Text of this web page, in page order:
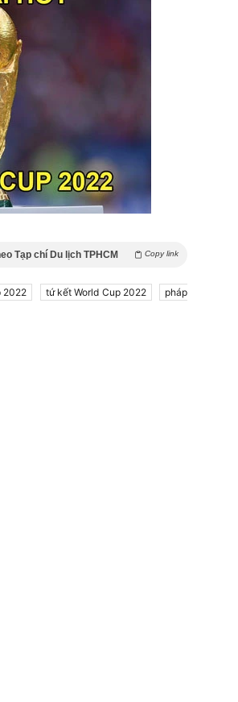
Tạp chí Du lịch TPHCM Copy link
2022 tứ kết World Cup 2022
pháp